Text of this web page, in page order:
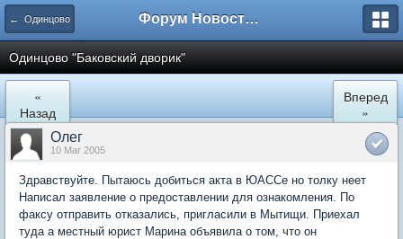
← Одинцово Форум Новостройки
Одинцово "Баковский дворик"
«
Назад
Вперед
»
Олег
10 Mar 2005
Здравствуйте. Пытаюсь добиться акта в ЮАССе но толку неет
Написал заявление о предоставлении для ознакомления. По
факсу отправить отказались, пригласили в Мытищи. Приехал
туда а местный юрист Марина объявила о том, что он